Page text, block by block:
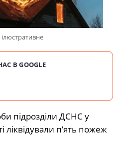
В GOOGLE
підрозділи ДСНС у
ліквідували п’ять пожеж